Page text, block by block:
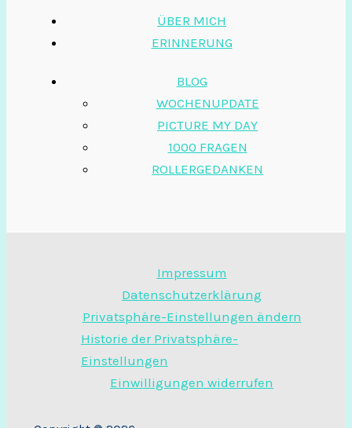
ÜBER MICH
ERINNERUNG
BLOG
WOCHENUPDATE
PICTURE MY DAY
1000 FRAGEN
ROLLERGEDANKEN
Impressum
Datenschutzerklärung
Privatsphäre-Einstellungen ändern
Historie der Privatsphäre-
Einstellungen
Einwilligungen widerrufen